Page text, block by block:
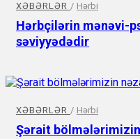
XƏBƏRLƏR / Hərbi
Hərbçilərin mənəvi-
səviyyədədir
XƏBƏRLƏR / Hərbi
Şərait